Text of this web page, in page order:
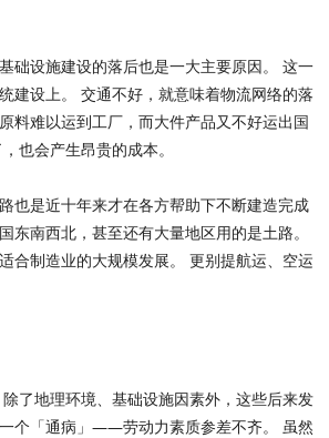
础设施建设的落后也是一大主要原因。 这一
建设上。 交通不好，就意味着物流网络的落
料难以运到工厂，而大件产品又不好运出国
也会产生昂贵的成本。
也是近十年来才在各方帮助下不断建造完成
东南西北，甚至还有大量地区用的是土路。
合制造业的大规模发展。 更别提航运、空运
了地理环境、基础设施因素外，这些后来发
个「通病」——劳动力素质参差不齐。 虽然